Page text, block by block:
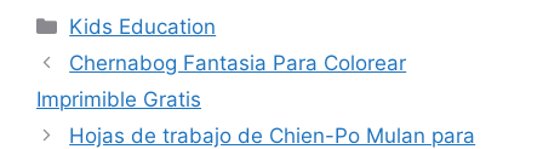
Categories
Kids Education
Chernabog Fantasia Para Colorear
Imprimible Gratis
Hojas de trabajo de Chien-Po Mulan para